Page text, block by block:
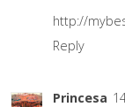
http://
Reply
Princesa